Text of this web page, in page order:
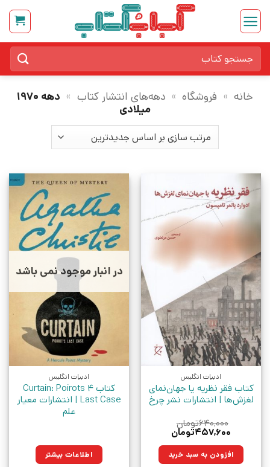
Skip
content
برای:
خانه » فروشگاه » دهه‌های انتشار کتاب »
دهه 1970
میلادی
ادبیات انگلیس
کتاب فقر نظریه یا جهان‌نمای
لغزش‌ها | انتشارات نشر چرخ
۶۴۰,۰۰۰تومان
قیمت
۶۴۰,۰۰۰تومان
بود.
۴۵۷,۶۰۰تومان
۴۵۷,۶۰۰تومان.افزودن به سبد خرید
در انبار موجود نمی باشد
ادبیات انگلیس
کتاب 4 Curtain: Poirots
Last Case | انتشارات معیار
علم
اطلاعات بیشتر